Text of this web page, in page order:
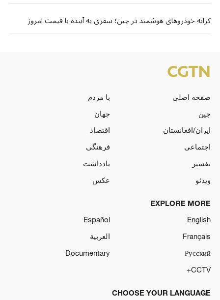
کرایه خودروهای هوشمند در چین؛ سفری به آینده با قیمت امروز
صفحه اصلی
با مردم
چین
جهان
ایران/افغانستان
اقتصاد
اجتماعی
فرهنگی
تفسیر
یادداشت
ویدئو
عکس
EXPLORE MORE
English
Español
Français
العربية
Русский
Documentary
CCTV+
CHOOSE YOUR LANGUAGE